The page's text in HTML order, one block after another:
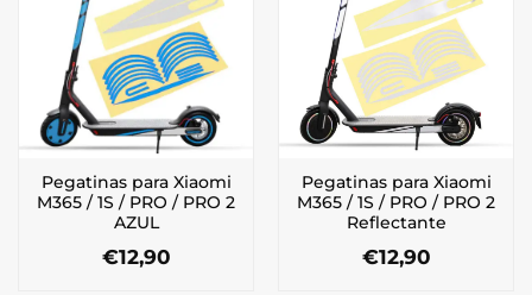
Pegatinas para Xiaomi
M365 / 1S / PRO / PRO 2
AZUL
€12,90
Pegatinas para Xiaomi
M365 / 1S / PRO / PRO 2
Reflectante
€12,90